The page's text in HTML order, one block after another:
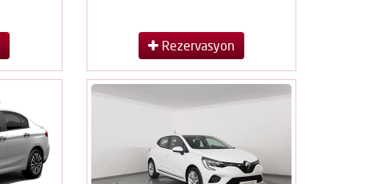
Rezervasyon